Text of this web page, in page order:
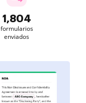
1,804
formularios
enviados